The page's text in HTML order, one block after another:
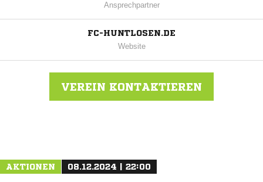
Ansprechpartner
FC-HUNTLOSEN.DE
Website
VEREIN KONTAKTIEREN
AKTIONEN 08.12.2024 | 22:00